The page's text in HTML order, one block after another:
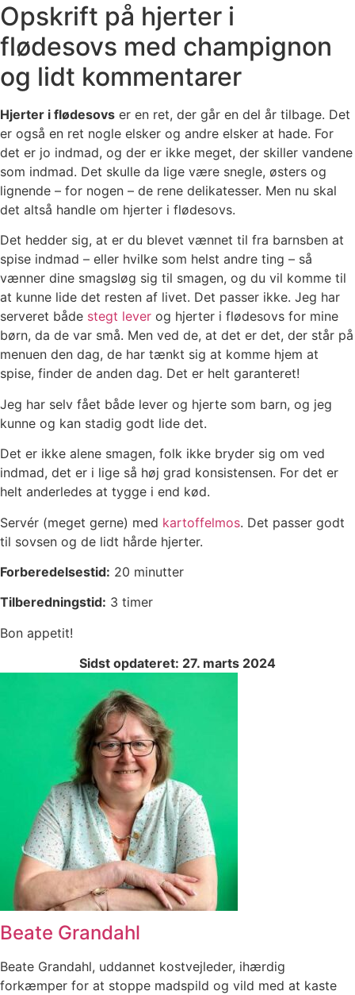
Opskrift på hjerter i
flødesovs med champignon
og lidt kommentarer
Hjerter i flødesovs er en ret, der går en del år tilbage. Det
er også en ret nogle elsker og andre elsker at hade. For
det er jo indmad, og der er ikke meget, der skiller vandene
som indmad. Det skulle da lige være snegle, østers og
lignende – for nogen – de rene delikatesser. Men nu skal
det altså handle om hjerter i flødesovs.
Det hedder sig, at er du blevet vænnet til fra barnsben at
spise indmad – eller hvilke som helst andre ting – så
vænner dine smagsløg sig til smagen, og du vil komme til
at kunne lide det resten af livet. Det passer ikke. Jeg har
serveret både stegt lever og hjerter i flødesovs for mine
børn, da de var små. Men ved de, at det er det, der står på
menuen den dag, de har tænkt sig at komme hjem at
spise, finder de anden dag. Det er helt garanteret!
Jeg har selv fået både lever og hjerte som barn, og jeg
kunne og kan stadig godt lide det.
Det er ikke alene smagen, folk ikke bryder sig om ved
indmad, det er i lige så høj grad konsistensen. For det er
helt anderledes at tygge i end kød.
Servér (meget gerne) med kartoffelmos. Det passer godt
til sovsen og de lidt hårde hjerter.
Forberedelsestid: 20 minutter
Tilberedningstid: 3 timer
Bon appetit!
Sidst opdateret: 27. marts 2024
Beate Grandahl
Beate Grandahl, uddannet kostvejleder, ihærdig
forkæmper for at stoppe madspild og vild med at kaste